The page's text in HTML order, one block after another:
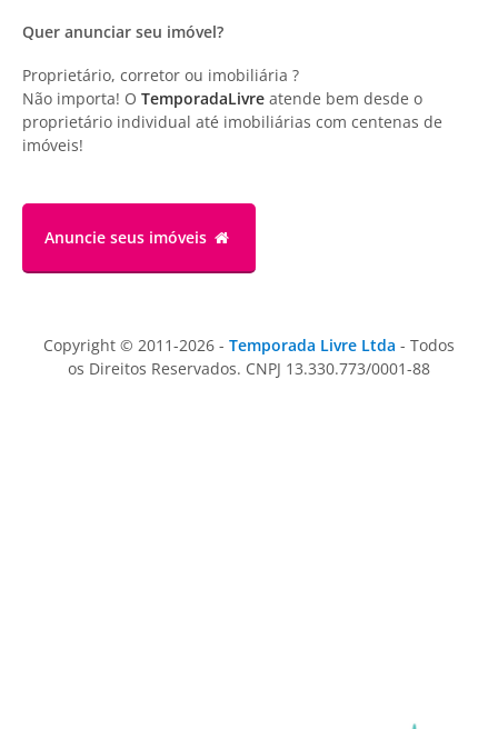
Quer anunciar seu imóvel?
Proprietário, corretor ou imobiliária ?
Não importa! O TemporadaLivre atende bem desde o
proprietário individual até imobiliárias com centenas de
imóveis!
Anuncie seus imóveis
Copyright © 2011-2026 - Temporada Livre Ltda - Todos
os Direitos Reservados. CNPJ 13.330.773/0001-88